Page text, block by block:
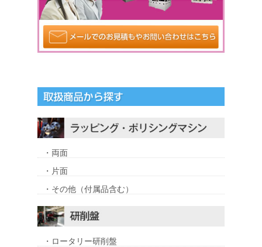
・両面
・片面
・その他（付属品含む）
・ロータリー研削盤